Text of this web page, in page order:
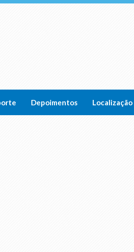
Depoimentos Localização